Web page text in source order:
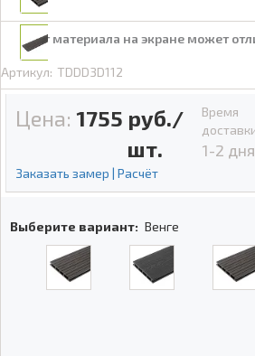
Цвет материала на экране может
Артикул: TDDD3D112
Цена: 1755 руб./
шт.
Заказать замер | Расчёт
Время
1-2 дня
Выберите вариант: Венге